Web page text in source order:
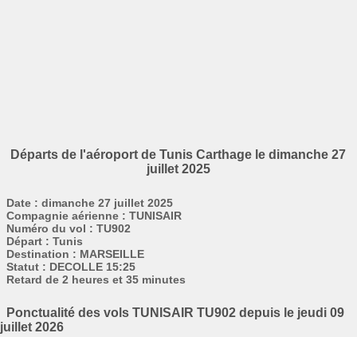
Départs de l'aéroport de Tunis Carthage le dimanche 27
juillet 2025
Date : dimanche 27 juillet 2025
Compagnie aérienne : TUNISAIR
Numéro du vol : TU902
Départ : Tunis
Destination : MARSEILLE
Statut : DECOLLE 15:25
Retard de 2 heures et 35 minutes
Ponctualité des vols TUNISAIR TU902 depuis le jeudi 09
juillet 2026